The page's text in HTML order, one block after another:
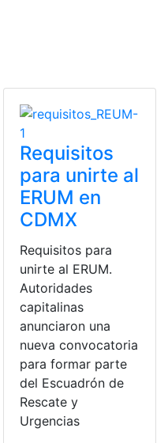
Requisitos
para unirte al
ERUM en
CDMX
Requisitos para
unirte al ERUM.
Autoridades
capitalinas
anunciaron una
nueva convocatoria
para formar parte
del Escuadrón de
Rescate y
Urgencias